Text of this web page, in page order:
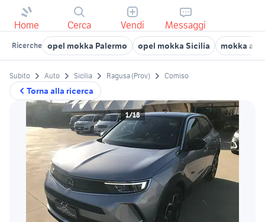
Home Cerca Vendi Messaggi
Ricerche opel mokka Palermo opel mokka Sicilia mokka
Torna alla ricerca
Subito Auto Sicilia Ragusa (Prov) Comiso
1/18